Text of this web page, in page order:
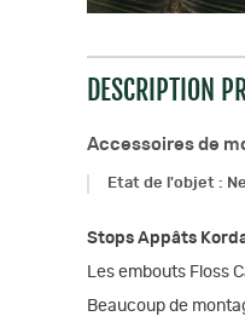
DESCRIPTION
Accessoires de
Etat de l'objet :
Stops Appâts
Les embouts Floss
Beaucoup de